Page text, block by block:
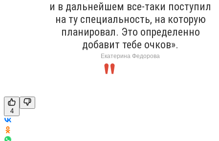
и в дальнейшем все-таки поступил
на ту специальность, на которую
планировал. Это определенно
добавит тебе очков».
Екатерина Федорова
4